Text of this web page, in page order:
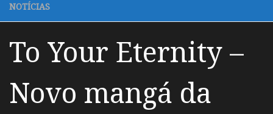
NOTÍCIAS
To Your Eternity –
Novo mangá da